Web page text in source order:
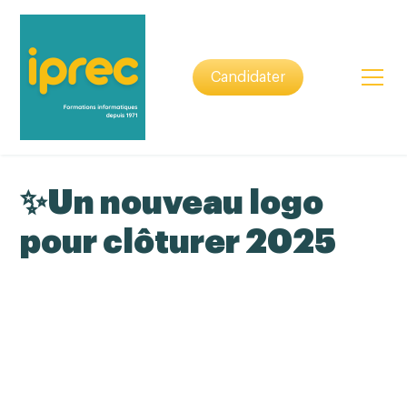
Candidater
✨Un nouveau logo
pour clôturer 2025